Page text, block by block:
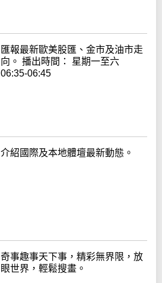
匯報最新歐美股匯、金市及油市走
向。 播出時間： 星期一至六
06:35-06:45
介紹國際及本地體壇最新動態。
奇事趣事天下事，精彩無界限，放
眼世界，輕鬆搜畫。